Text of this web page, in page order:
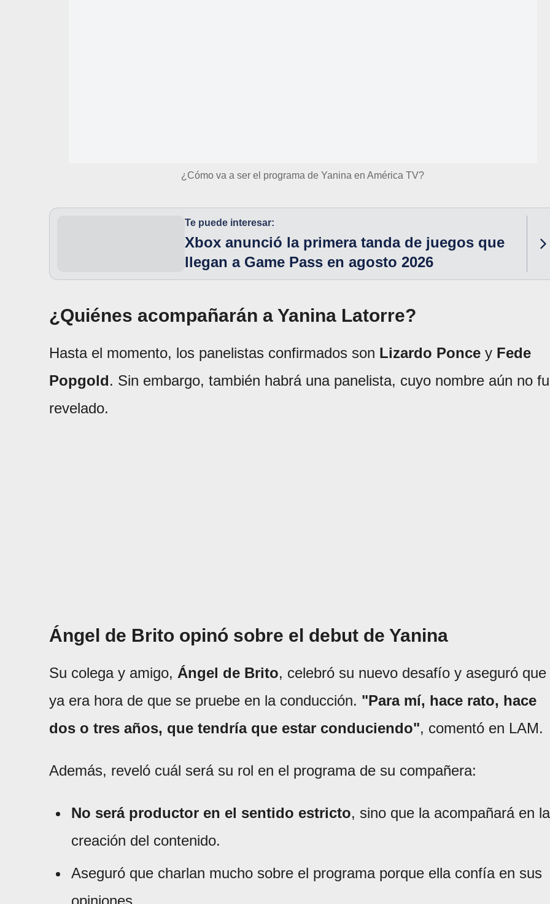
¿Cómo va a ser el programa de Yanina en América TV?
Te puede interesar:
Xbox anunció la primera tanda de juegos que
llegan a Game Pass en agosto 2026
¿Quiénes acompañarán a Yanina Latorre?
Hasta el momento, los panelistas confirmados son Lizardo Ponce y Fede
Popgold. Sin embargo, también habrá una panelista, cuyo nombre aún no
revelado.
Ángel de Brito opinó sobre el debut de Yanina
Su colega y amigo, Ángel de Brito, celebró su nuevo desafío y aseguró que
ya era hora de que se pruebe en la conducción. "Para mí, hace rato, hace
dos o tres años, que tendría que estar conduciendo", comentó en LAM.
Además, reveló cuál será su rol en el programa de su compañera:
No será productor en el sentido estricto, sino que la acompañará en la
creación del contenido.
Aseguró que charlan mucho sobre el programa porque ella confía en sus
opiniones.